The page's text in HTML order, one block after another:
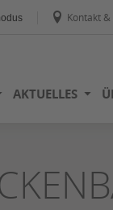
Kontakt
AKTUELLES